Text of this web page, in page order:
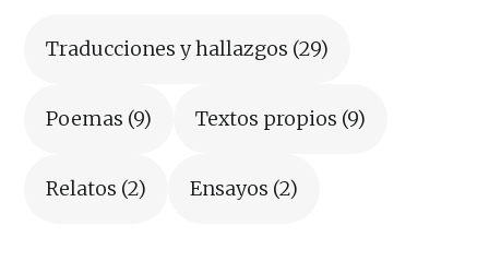
Traducciones y hallazgos (29)
Poemas (9) Textos propios (9)
Relatos (2) Ensayos (2)